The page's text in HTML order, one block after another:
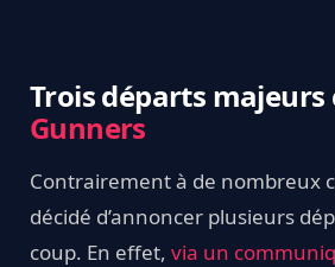
Trois départs majeurs
Gunners
Contrairement à de nombreux
décidé d’annoncer plusieurs
coup. En effet, via un